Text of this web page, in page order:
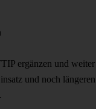
ergänzen und weiter
und noch längeren